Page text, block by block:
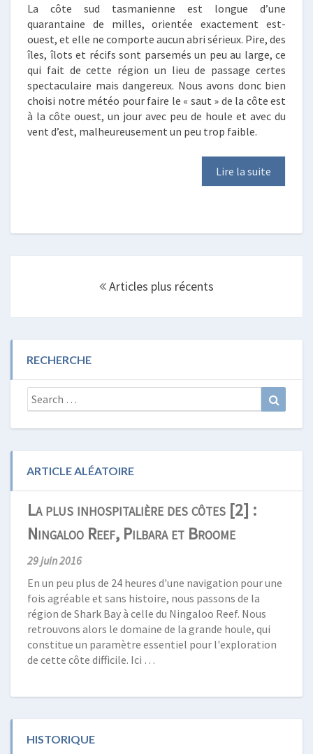
La côte sud tasmanienne est longue d’une
quarantaine de milles, orientée exactement est-
ouest, et elle ne comporte aucun abri sérieux. Pire, des
îles, îlots et récifs sont parsemés un peu au large, ce
qui fait de cette région un lieu de passage certes
spectaculaire mais dangereux. Nous avons donc bien
choisi notre météo pour faire le « saut » de la côte est
à la côte ouest, un jour avec peu de houle et avec du
vent d’est, malheureusement un peu trop faible.
Lire la suite
Articles plus récents
RECHERCHE
Search
for:
ARTICLE ALÉATOIRE
La plus inhospitalière des côtes [2] :
Ningaloo Reef, Pilbara et Broome
29 juin 2016
En un peu plus de 24 heures d'une navigation pour une
fois agréable et sans histoire, nous passons de la
région de Shark Bay à celle du Ningaloo Reef. Nous
retrouvons alors le domaine de la grande houle, qui
constitue un paramètre essentiel pour l'exploration
de cette côte difficile. Ici …
HISTORIQUE